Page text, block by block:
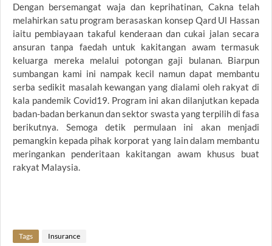
Dengan bersemangat waja dan keprihatinan, Cakna telah
melahirkan satu program berasaskan konsep Qard Ul Hassan
iaitu pembiayaan takaful kenderaan dan cukai jalan secara
ansuran tanpa faedah untuk kakitangan awam termasuk
keluarga mereka melalui potongan gaji bulanan. Biarpun
sumbangan kami ini nampak kecil namun dapat membantu
serba sedikit masalah kewangan yang dialami oleh rakyat di
kala pandemik Covid19. Program ini akan dilanjutkan kepada
badan-badan berkanun dan sektor swasta yang terpilih di fasa
berikutnya. Semoga detik permulaan ini akan menjadi
pemangkin kepada pihak korporat yang lain dalam membantu
meringankan penderitaan kakitangan awam khusus buat
rakyat Malaysia.
Tags Insurance